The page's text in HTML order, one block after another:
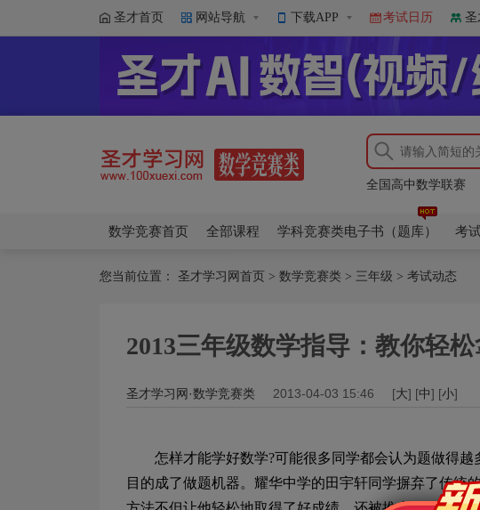
圣才首页 网站导航 下载APP 考试日历 圣
希望杯数学邀请赛
国际数学奥林匹克
全国高中数学联赛
数学竞赛电子书（题
希望杯数学邀请赛
数学竞赛首页 全部课程 学科竞赛类电子书（题库） 考
您当前位置： 圣才学习网首页 > 数学竞赛类 > 三年级 > 考试动态
2013三年级数学指导：教你轻
圣才学习网·数学竞赛类 2013-04-03 15:46 [大] [中] [小]
怎样才能学好数学?可能很多同学都会认为题做得
目的成了做题机器。耀华中学的田宇轩同学摒弃了传统